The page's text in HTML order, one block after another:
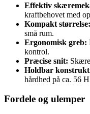
Effektiv
kraftbehovet med
Kompakt størrelse:
små rum.
Ergonomisk greb:
kontrol.
Præcise snit:
Holdbar
hårdhed på ca. 56
Fordele og ulemper